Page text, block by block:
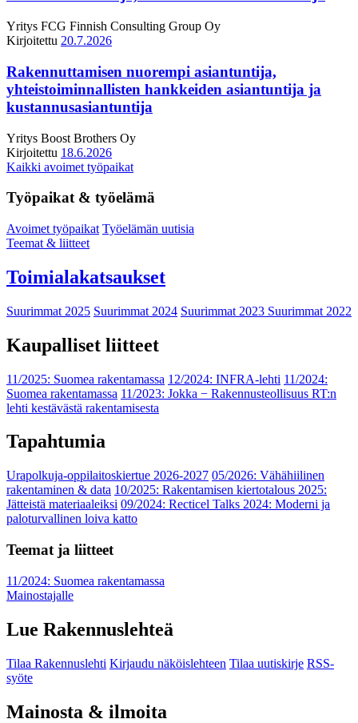
Yritys FCG Finnish Consulting Group Oy
Kirjoitettu 20.7.2026
Rakennuttamisen nuorempi asiantuntija,
yhteistoiminnallisten hankkeiden asiantuntija ja
kustannusasiantuntija
Yritys Boost Brothers Oy
Kirjoitettu 18.6.2026
Kaikki avoimet työpaikat
Työpaikat & työelämä
Avoimet työpaikat Työelämän uutisia
Teemat & liitteet
Toimialakatsaukset
Suurimmat 2025 Suurimmat 2024 Suurimmat 2023 Suurimmat 2022
Kaupalliset liitteet
11/2025: Suomea rakentamassa 12/2024: INFRA-lehti 11/2024:
Suomea rakentamassa 11/2023: Jokka − Rakennusteollisuus RT:n
lehti kestävästä rakentamisesta
Tapahtumia
Urapolkuja-oppilaitoskiertue 2026-2027 05/2026: Vähähiilinen
rakentaminen & data 10/2025: Rakentamisen kiertotalous 2025:
Jätteistä materiaaleiksi 09/2024: Recticel Talks 2024: Moderni ja
paloturvallinen loiva katto
Teemat ja liitteet
11/2024: Suomea rakentamassa
Mainostajalle
Lue Rakennuslehteä
Tilaa Rakennuslehti Kirjaudu näköislehteen Tilaa uutiskirje RSS-
syöte
Mainosta & ilmoita